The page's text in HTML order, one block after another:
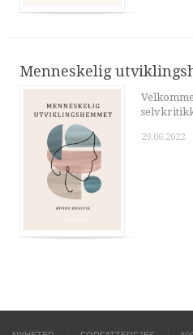
Menneskelig
29.06.2022